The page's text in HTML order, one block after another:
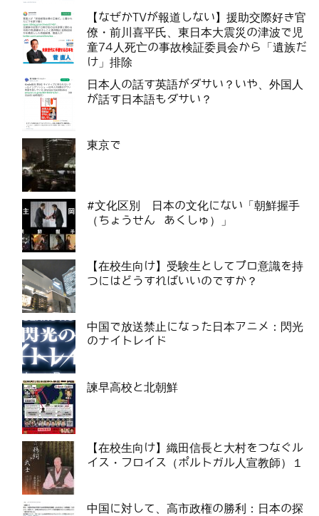
【なぜかTVが報道しない】援助交際好き官
僚・前川喜平氏、東日本大震災の津波で児
童74人死亡の事故検証委員会から「遺族だ
け」排除
日本人の話す英語がダサい？いや、外国人
が話す日本語もダサい？
東京で
#文化区別 日本の文化にない「朝鮮握手
（ちょうせん あくしゅ）」
【在校生向け】受験生としてプロ意識を持
つにはどうすればいいのですか？
中国で放送禁止になった日本アニメ：閃光
のナイトレイド
諫早高校と北朝鮮
【在校生向け】織田信長と大村をつなぐル
イス・フロイス（ポルトガル人宣教師）１
中国に対して、高市政権の勝利：日本の探